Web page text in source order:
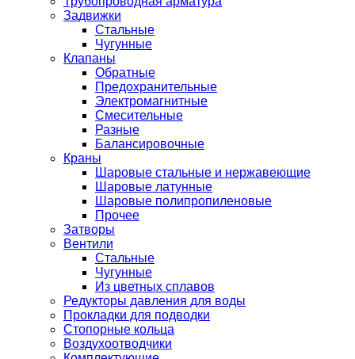
Задвижки
Стальные
Чугунные
Клапаны
Обратные
Предохранительные
Электромагнитные
Смесительные
Разные
Балансировочные
Краны
Шаровые стальные и нержавеющие
Шаровые латунные
Шаровые полипропиленовые
Прочее
Затворы
Вентили
Стальные
Чугунные
Из цветных сплавов
Редукторы давления для воды
Прокладки для подводки
Стопорные кольца
Воздухоотводчики